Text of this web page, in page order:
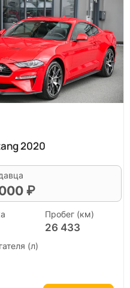
2020
₽
Пробег (км)
26 433
(л)